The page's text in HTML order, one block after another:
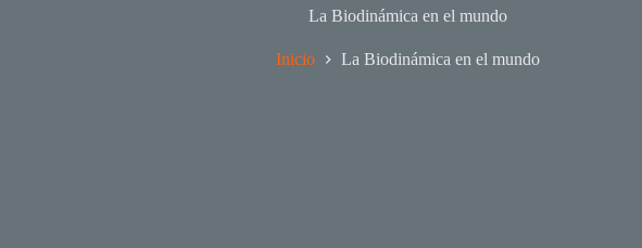
La Biodinámica en el mundo
Inicio La Biodinámica en el mundo